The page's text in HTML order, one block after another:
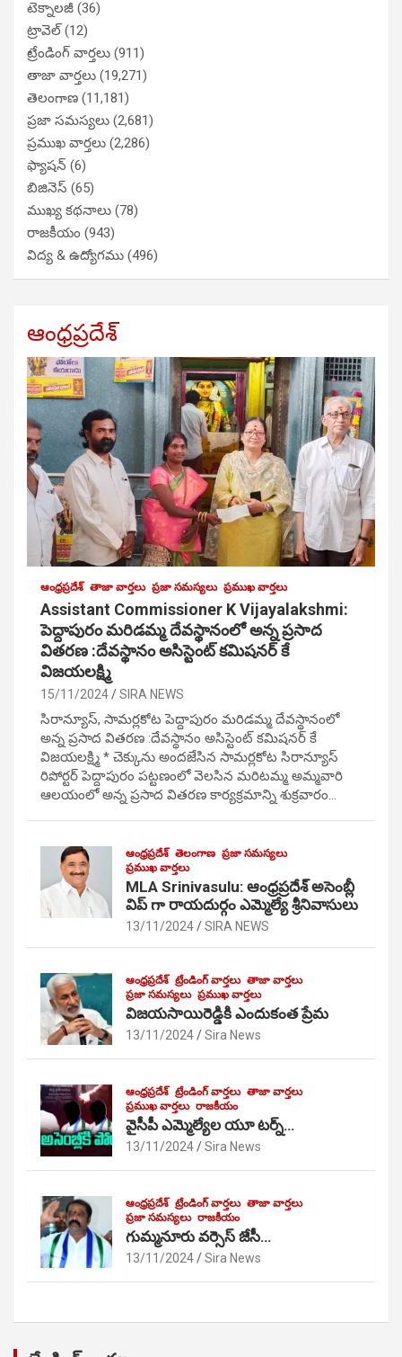
టెక్నాలజీ (36)
ట్రావెల్(12)
ట్రేండింగ్ వార్తలు (911)
తాజా వార్తలు (19,271)
తెలంగాణ (11,181)
ప్రజా సమస్యలు (2,681)
ప్రముఖ వార్తలు (2,286)
ఫ్యాషన్ (6)
బిజినెస్ (65)
ముఖ్య కథనాలు (78)
రాజకీయం (943)
విద్య & ఉద్యోగము (496)
ఆంధ్రప్రదేశ్
ఆంధ్రప్రదేశ్ తాజా వార్తలు ప్రజా సమస్యలు ప్రముఖ వార్తలు
Assistant Commissioner K Vijayalakshmi:
పెద్దాపురం మరిడమ్మ దేవస్థానంలో అన్న ప్రసాద
వితరణ :దేవస్థానం అసిస్టెంట్ కమిషనర్ కే
విజయలక్ష్మి
15/11/2024 SIRA NEWS
సిరాన్యూస్, సామర్లకోట పెద్దాపురం మరిడమ్మ దేవస్థానంలో
అన్న ప్రసాద వితరణ :దేవస్థానం అసిస్టెంట్ కమిషనర్ కే
విజయలక్ష్మి * చెక్కును అందజేసిన సామర్లకోట సిరాన్యూస్
రిపోర్టర్ పెద్దాపురం పట్టణంలో వెలసిన మరిటమ్మ అమ్మవారి
ఆలయంలో అన్న ప్రసాద వితరణ కార్యక్రమాన్ని శుక్రవారం…
ఆంధ్రప్రదేశ్ తెలంగాణ ప్రజా సమస్యలు
ప్రముఖ వార్తలు
MLA Srinivasulu: ఆంధ్రప్రదేశ్ అసెంబ్లీ
విప్ గా రాయదుర్గం ఎమ్మెల్యే శ్రీనివాసులు
13/11/2024 SIRA NEWS
ఆంధ్రప్రదేశ్ ట్రేండింగ్ వార్తలు తాజా వార్తలు
ప్రజా సమస్యలు ప్రముఖ వార్తలు
విజయసాయిరెడ్డికి ఎందుకంత ప్రేమ
13/11/2024 Sira News
ఆంధ్రప్రదేశ్ ట్రేండింగ్ వార్తలు తాజా వార్తలు
ప్రముఖ వార్తలు రాజకీయం
వైసీపీ ఎమ్మెల్యేల యూ టర్న్…
13/11/2024 Sira News
ఆంధ్రప్రదేశ్ ట్రేండింగ్ వార్తలు తాజా వార్తలు
ప్రజా సమస్యలు రాజకీయం
గుమ్మనూరు వర్సెస్ జేసీ…
13/11/2024 Sira News